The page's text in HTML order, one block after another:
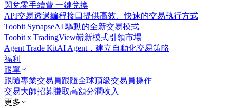
閃兌零手續費 一鍵兌換
API交易透過編程接口提供高效、快速的交易執行方式
Toobit SynapseAI 驅動的全新交易模式
Toobit x TradingView嶄新模式引領市場
Agent Trade KitAI Agent，建立自動化交易策略
福利
跟單
跟隨專業交易員跟隨全球頂級交易員操作
交易大師招募賺取高額分潤收入
更多